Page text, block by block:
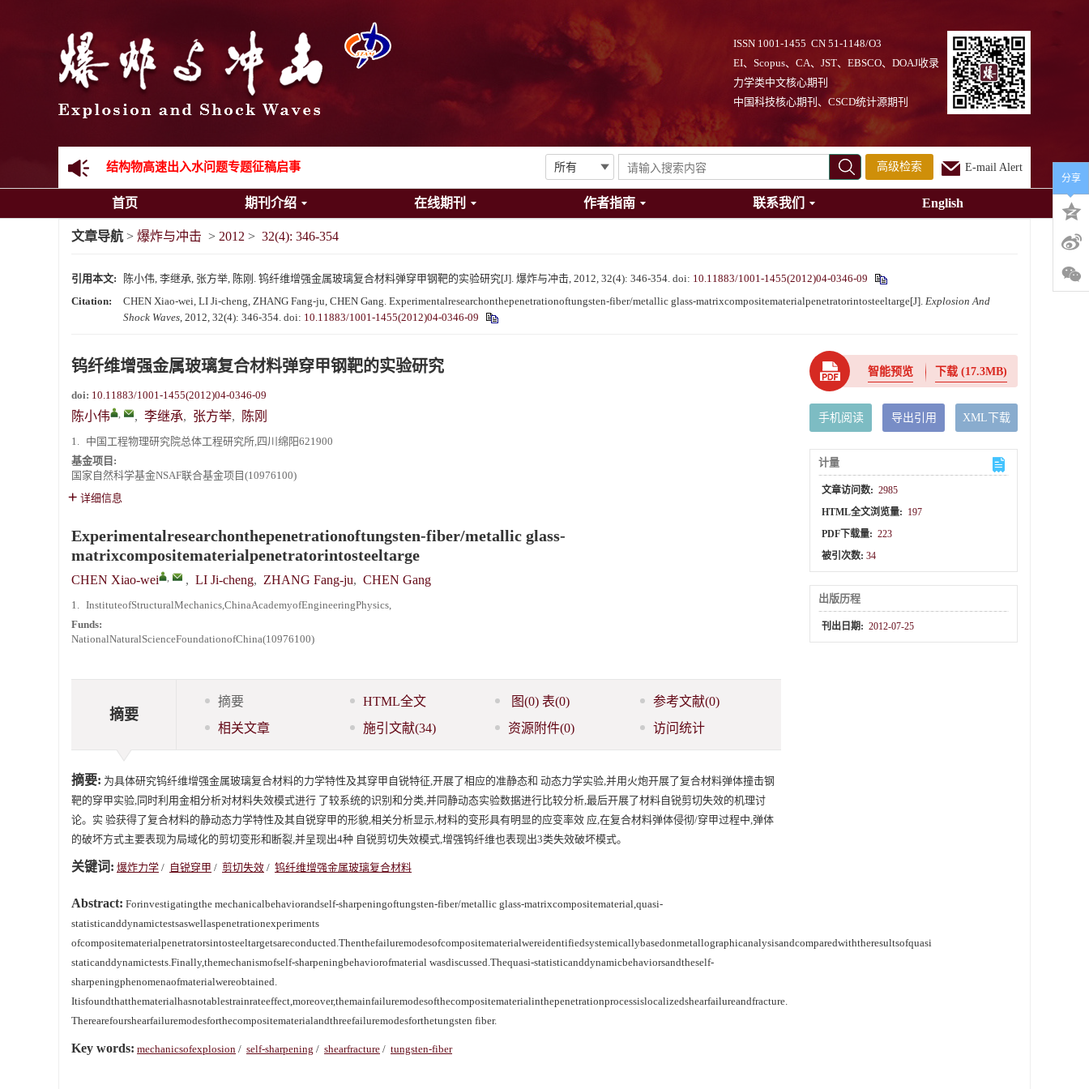
ISSN 1001-1455 CN 51-1148/O3
EI、Scopus、CA、JST、EBSCO、DOAJ收录
力学类中文核心期刊
中国科技核心期刊、CSCD统计源期刊
《爆炸与冲击》2025年度优秀名单
先进载运装备机械冲击失效与防护专题征稿启事
结构物高速出入水问题专题征稿启事
《爆炸与冲击》第一届青年编委入选人员名单
高级检索 E-mail Alert
首页 期刊介绍 在线期刊 作者指南 联系我们 English
文章导航 > 爆炸与冲击 > 2012 > 32(4): 346-354
引用本文: 陈小伟, 李继承, 张方举, 陈刚. 钨纤维增强金属玻璃复合材料弹穿甲钢靶的实验研究[J]. 爆炸与冲击, 2012, 32(4): 346-354. doi: 10.11883/1001-1455(2012)04-0346-09
Citation:
CHEN Xiao-wei, LI Ji-cheng, ZHANG Fang-ju, CHEN Gang. Experimentalresearchonthepenetrationoftungsten-fiber/metallic glass-matrixcompositematerialpenetratorintosteeltarge[J]. Explosion And
Shock Waves, 2012, 32(4): 346-354. doi: 10.11883/1001-1455(2012)04-0346-09
钨纤维增强金属玻璃复合材料弹穿甲钢靶的实验研究
doi: 10.11883/1001-1455(2012)04-0346-09
陈小伟 , , 李继承, 张方举, 陈刚
1. 中国工程物理研究院总体工程研究所,四川绵阳621900
基金项目:
国家自然科学基金NSAF联合基金项目(10976100)
详细信息
Experimentalresearchonthepenetrationoftungsten-fiber/metallic glass-
matrixcompositematerialpenetratorintosteeltarge
CHEN Xiao-wei , , LI Ji-cheng, ZHANG Fang-ju, CHEN Gang
1. InstituteofStructuralMechanics,ChinaAcademyofEngineeringPhysics,
Funds:
NationalNaturalScienceFoundationofChina(10976100)
摘要
摘要 HTML全文 图(0) 表(0) 参考文献(0)
相关文章
施引文献(34) 资源附件(0) 访问统计
摘要: 为具体研究钨纤维增强金属玻璃复合材料的力学特性及其穿甲自锐特征,开展了相应的准静态和 动态力学实验,并用火炮开展了复合材料弹体撞击钢
靶的穿甲实验,同时利用金相分析对材料失效模式进行 了较系统的识别和分类,并同静动态实验数据进行比较分析,最后开展了材料自锐剪切失效的机理讨
论。实 验获得了复合材料的静动态力学特性及其自锐穿甲的形貌,相关分析显示,材料的变形具有明显的应变率效 应,在复合材料弹体侵彻/穿甲过程中,弹体
的破坏方式主要表现为局域化的剪切变形和断裂,并呈现出4种 自锐剪切失效模式,增强钨纤维也表现出3类失效破坏模式。
关键词: 爆炸力学 / 自锐穿甲 / 剪切失效 / 钨纤维增强金属玻璃复合材料
Abstract: Forinvestigatingthe mechanicalbehaviorandself-sharpeningoftungsten-fiber/metallic glass-matrixcompositematerial,quasi-
statisticanddynamictestsaswellaspenetrationexperiments
ofcompositematerialpenetratorsintosteeltargetsareconducted.Thenthefailuremodesofcompositematerialwereidentifiedsystemicallybasedonmetallographicanalysisandcomparedwiththeresultsofquasi
staticanddynamictests.Finally,themechanismofself-sharpeningbehaviorofmaterial wasdiscussed.Thequasi-statisticanddynamicbehaviorsandtheself-
sharpeningphenomenaofmaterialwereobtained.
Itisfoundthatthematerialhasnotablestrainrateeffect,moreover,themainfailuremodesofthecompositematerialinthepenetrationprocessislocalizedshearfailureandfracture.
Therearefourshearfailuremodesforthecompositematerialandthreefailuremodesforthetungsten fiber.
Key words: mechanicsofexplosion / self-sharpening / shearfracture / tungsten-fiber
智能预览 下载(17.3MB)
手机阅读 导出引用 XML下载
计量
文章访问数: 2985
HTML全文浏览量: 197
PDF下载量: 223
被引次数:34
出版历程
刊出日期: 2012-07-25
分享